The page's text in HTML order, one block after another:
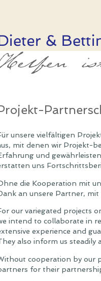
unsere vielfältigen
mit denen wir Projekt-
und
uns
die Kooperation mit
an unsere Partner,
our variegated projects
intend to collaborate in
experience and
also inform us steadily
cooperation by our
for their